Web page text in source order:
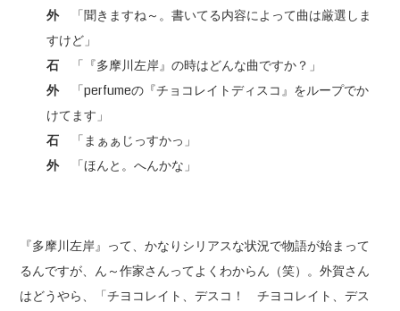
外「聞きますね～。書いてる内容によって曲は厳選しま
すけど」
石 「『多摩川左岸』の時はどんな曲ですか？」
外「perfumeの『チョコレイトディスコ』をループでか
けてます」
石 「まぁぁじっすかっ」
外「ほんと。へんかな」
『多摩川左岸』って、かなりシリアスな状況で物語が始まって
るんですが、ん～作家さんってよくわからん（笑）。外賀さん
はどうやら、「チヨコレイト、デスコ！ チヨコレイト、デス